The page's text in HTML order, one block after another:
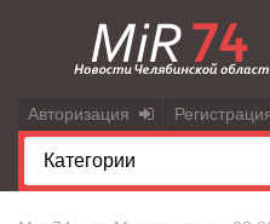
Авторизация